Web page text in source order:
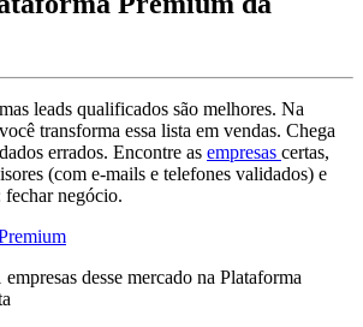
leads qualificados são melhores. Na
transforma essa lista em vendas. Chega
errados. Encontre as empresas certas,
(com e-mails e telefones validados) e
negócio.
empresas desse mercado na Plataforma